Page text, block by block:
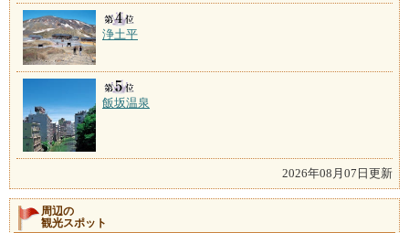
浄土平
飯坂温泉
2026年08月07日更新
周辺の
観光スポット